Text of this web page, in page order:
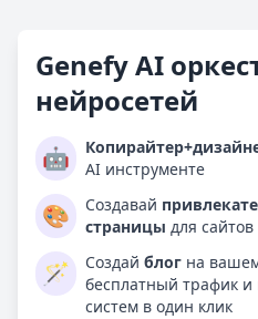
Genefy AI
нейросетей
🤖
AI инструменте
🎨 Создавай
страницы для сайтов
🪄 Создай блог на
бесплатный трафик и
систем в один клик